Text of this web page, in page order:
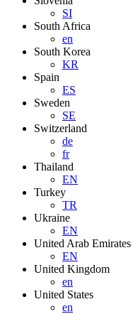
SI
South Africa
en
South Korea
KR
Spain
ES
Sweden
SE
Switzerland
de
fr
Thailand
EN
Turkey
TR
Ukraine
EN
United Arab Emirates
EN
United Kingdom
en
United States
en